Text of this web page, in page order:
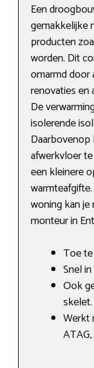
Een
gemakkelijke
producten
worden. Dit
omarmd door
renovaties en
De
isolerende
afwerkvloer
een kleinere
woning kan je
monteur in
Toe
Snel
Ook
skelet.
Werkt